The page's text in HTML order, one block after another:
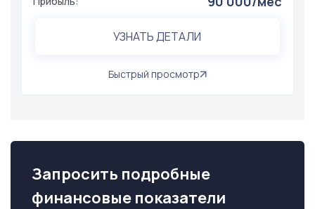
УЗНАТЬ ДЕТАЛИ
Быстрый просмотр
Запросить подробные
финансовые показатели